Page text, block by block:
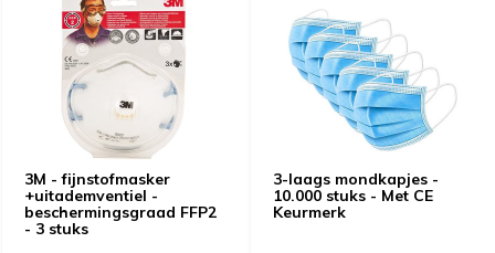
3M - fijnstofmasker
+uitademventiel -
beschermingsgraad FFP2
- 3 stuks
3-laags mondkapjes -
10.000 stuks - Met CE
Keurmerk